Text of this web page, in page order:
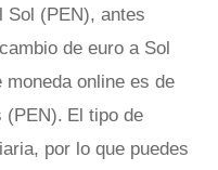
Sol (PEN), antes
de euro a Sol
moneda online es de
(PEN). El tipo de
por lo que puedes